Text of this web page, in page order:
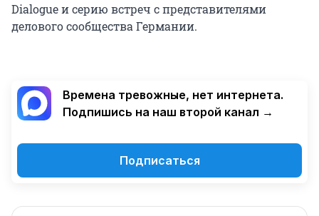
Dialogue и серию встреч с представителями
делового сообщества Германии.
Времена тревожные, нет интернета.
Подпишись на наш второй канал →
Подписаться